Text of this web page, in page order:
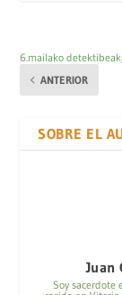
6.mailako
ANTERIOR
SOBRE EL
Juan
Soy sacerdote